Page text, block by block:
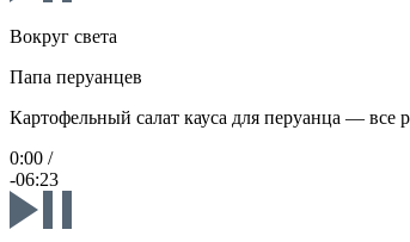
Вокруг света
Папа перуанцев
Картофельный салат кауса для перуанца — все
0:00 /
-06:23